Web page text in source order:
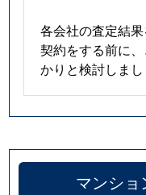
各会社の査定結果
契約をする前に
かりと検討しまし
マンシ